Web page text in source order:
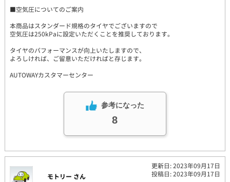
■空気圧についてのご案内
本商品はスタンダード規格のタイヤでございますので
空気圧は250kPaに設定いただくことを推奨しております。
タイヤのパフォーマンスが向上いたしますので、
よろしければ、ご留意いただければと存じます。
AUTOWAYカスタマーセンター
参考になった
8
更新日: 2023年09月17日
投稿日: 2023年09月17日
モトリー さん